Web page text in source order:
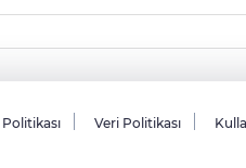
Veri Politikası